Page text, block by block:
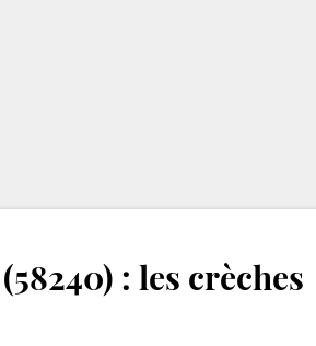
: les crèches